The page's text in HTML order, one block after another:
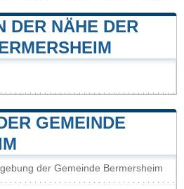
DER NÄHE DER
GEMEINDE
der Gemeinde Bermersheim